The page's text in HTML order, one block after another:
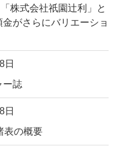
株式会社祇園辻利」と
がさらにバリエーショ
日
ー誌
日
の概要